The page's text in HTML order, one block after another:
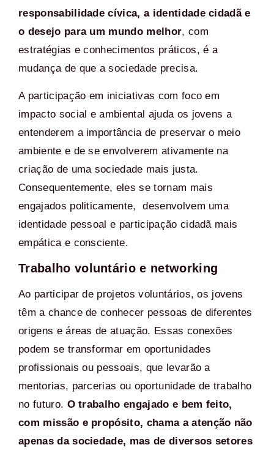
responsabilidade cívica, a identidade cidadã e
o desejo para um mundo melhor, com
estratégias e conhecimentos práticos, é a
mudança de que a sociedade precisa.
A participação em iniciativas com foco em
impacto social e ambiental ajuda os jovens a
entenderem a importância de preservar o meio
ambiente e de se envolverem ativamente na
criação de uma sociedade mais justa.
Consequentemente, eles se tornam mais
engajados politicamente, desenvolvem uma
identidade pessoal e participação cidadã mais
empática e consciente.
Trabalho voluntário e networking
Ao participar de projetos voluntários, os jovens
têm a chance de conhecer pessoas de diferentes
origens e áreas de atuação. Essas conexões
podem se transformar em oportunidades
profissionais ou pessoais, que levarão a
mentorias, parcerias ou oportunidade de trabalho
no futuro. O trabalho engajado e bem feito,
com missão e propósito, chama a atenção não
apenas da sociedade, mas de diversos setores